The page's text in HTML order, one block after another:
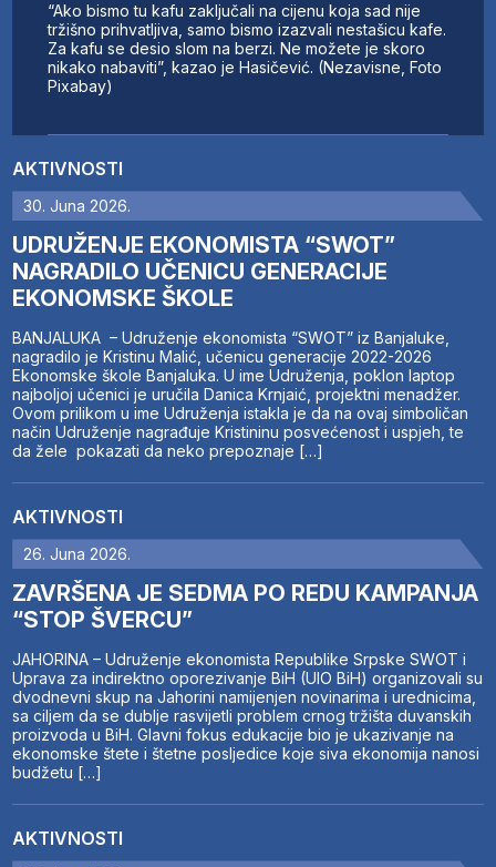
AKTIVNOSTI
30. Juna 2026.
UDRUŽENJE EKONOMISTA “SWOT”
NAGRADILO UČENICU GENERACIJE
EKONOMSKE ŠKOLE
BANJALUKA – Udruženje ekonomista “SWOT” iz Banjaluke,
nagradilo je Kristinu Malić, učenicu generacije 2022-2026
Ekonomske škole Banjaluka. U ime Udruženja, poklon laptop
najboljoj učenici je uručila Danica Krnjaić, projektni menadžer.
Ovom prilikom u ime Udruženja istakla je da na ovaj simboličan
način Udruženje nagrađuje Kristininu posvećenost i uspjeh, te
da žele pokazati da neko prepoznaje […]
AKTIVNOSTI
26. Juna 2026.
ZAVRŠENA JE SEDMA PO REDU KAMPANJA
“STOP ŠVERCU”
JAHORINA – Udruženje ekonomista Republike Srpske SWOT i
Uprava za indirektno oporezivanje BiH (UIO BiH) organizovali su
dvodnevni skup na Jahorini namijenjen novinarima i urednicima,
sa ciljem da se dublje rasvijetli problem crnog tržišta duvanskih
proizvoda u BiH. Glavni fokus edukacije bio je ukazivanje na
ekonomske štete i štetne posljedice koje siva ekonomija nanosi
budžetu […]
AKTIVNOSTI
“Ako bismo tu kafu zaključali na cijenu koja sad nije
tržišno prihvatljiva, samo bismo izazvali nestašicu kafe.
Za kafu se desio slom na berzi. Ne možete je skoro
nikako nabaviti”, kazao je Hasičević. (Nezavisne, Foto
Pixabay)